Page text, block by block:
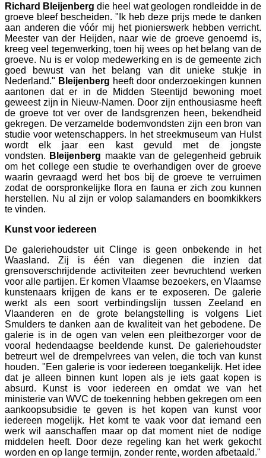
Richard Bleijenberg die heel wat geologen rondleidde in de
groeve bleef bescheiden. "Ik heb deze prijs mede te danken
aan anderen die vóór mij het pionierswerk hebben verricht.
Meester van der Heijden, naar wie de groeve genoemd is,
kreeg veel tegenwerking, toen hij wees op het belang van de
groeve. Nu is er volop medewerking en is de gemeente zich
goed bewust van het belang van dit unieke stukje in
Nederland." Bleijenberg heeft door onderzoekingen kunnen
aantonen dat er in de Midden Steentijd bewoning moet
geweest zijn in Nieuw-Namen. Door zijn enthousiasme heeft
de groeve tot ver over de landsgrenzen heen, bekendheid
gekregen. De verzamelde bodemvondsten zijn een bron van
studie voor wetenschappers. In het streekmuseum van Hulst
wordt elk jaar een kast gevuld met de jongste
vondsten. Bleijenberg maakte van de gelegenheid gebruik
om het college een studie te overhandigen over de groeve
waarin gevraagd werd het bos bij de groeve te verruimen
zodat de oorspronkelijke flora en fauna er zich zou kunnen
herstellen. Nu al zijn er volop salamanders en boomkikkers
te vinden.
Kunst voor iedereen
De galeriehoudster uit Clinge is geen onbekende in het
Waasland. Zij is één van diegenen die inzien dat
grensoverschrijdende activiteiten zeer bevruchtend werken
voor alle partijen. Er komen Vlaamse bezoekers, en Vlaamse
kunstenaars krijgen de kans er te exposeren. De galerie
werkt als een soort verbindingslijn tussen Zeeland en
Vlaanderen en de grote belangstelling is volgens Liet
Smulders te danken aan de kwaliteit van het gebodene. De
galerie is in de ogen van velen een pleitbezorger voor de
vooral hedendaagse beeldende kunst. De galeriehoudster
betreurt wel de drempelvrees van velen, die toch van kunst
houden. "Een galerie is voor iedereen toegankelijk. Het idee
dat je alleen binnen kunt lopen als je iets gaat kopen is
absurd. Kunst is voor iedereen en omdat we van het
ministerie van WVC de toekenning hebben gekregen om een
aankoopsubsidie te geven is het kopen van kunst voor
iedereen mogelijk. Het komt te vaak voor dat iemand een
werk wil aanschaffen maar op dat moment niet de nodige
middelen heeft. Door deze regeling kan het werk gekocht
worden en op lange termijn, zonder rente, worden afbetaald."